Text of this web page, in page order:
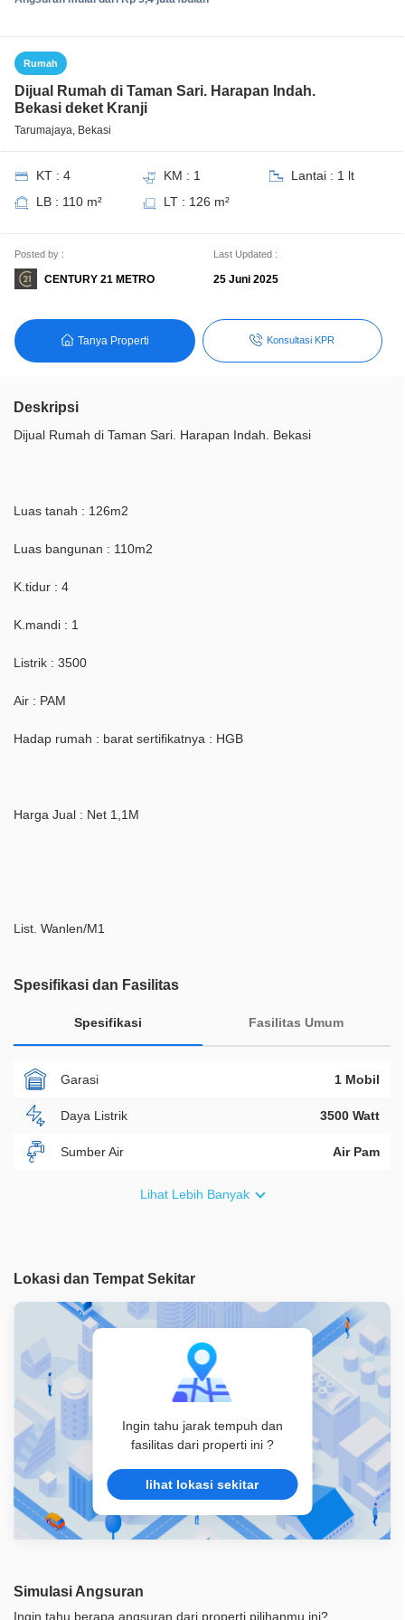
Rumah
Dijual Rumah di Taman Sari. Harapan Indah.
Bekasi deket Kranji
Tarumajaya, Bekasi
KT : 4 KM : 1
Lantai : 1 lt
LB : 110 m²
LT : 126 m²
Posted by :
CENTURY 21 METRO
Last Updated :
25 Juni 2025
Tanya Properti Konsultasi KPR
Deskripsi
Dijual Rumah di Taman Sari. Harapan Indah. Bekasi
Luas tanah : 126m2
Luas bangunan : 110m2
K.tidur : 4
K.mandi : 1
Listrik : 3500
Air : PAM
Hadap rumah : barat sertifikatnya : HGB
Harga Jual : Net 1,1M
List. Wanlen/M1
Spesifikasi dan Fasilitas
Spesifikasi Fasilitas Umum
Garasi 1 Mobil
Daya Listrik 3500 Watt
Sumber Air Air Pam
Lihat Lebih Banyak
Lokasi dan Tempat Sekitar
Ingin tahu jarak tempuh dan
fasilitas dari properti ini ?
lihat lokasi sekitar
Simulasi Angsuran
Ingin tahu berapa angsuran dari properti pilihanmu ini?